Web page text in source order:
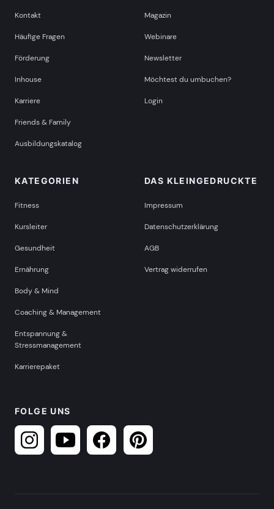
Kontakt
Häufige Fragen
Förderung
Inhouse
Karriere
Friends & Family
Ausbildungskatalog
Magazin
Webinare
Newsletter
Möchtest du umbuchen?
Login
KATEGORIEN
Fitness
Kursleiter
Gesundheit
Ernährung
Body & Mind
Coaching & Management
Entspannung &
Stressmanagement
Karrierepaket
DAS KLEINGEDRUCKTE
Impressum
Datenschutzerklärung
AGB
Vertrag widerrufen
FOLGE UNS